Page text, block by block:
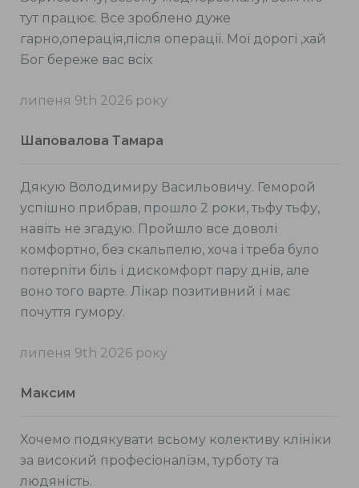
тут працює. Все зроблено дуже
гарно,операція,після операції. Мої дорогі ,хай
Бог береже вас всіх
липеня 9th 2026 року
Шаповалова Тамара
Дякую Володимиру Васильовичу. Геморой
успішно прибрав, прошло 2 роки, тьфу тьфу,
навіть не згадую. Пройшло все доволі
комфортно, без скальпелю, хоча і треба було
потерпіти біль і дискомфорт пару днів, але
воно того варте. Лікар позитивний і має
почуття гумору.
липеня 9th 2026 року
Максим
Хочемо подякувати всьому колективу клініки
за високий професіоналізм, турботу та
людяність.